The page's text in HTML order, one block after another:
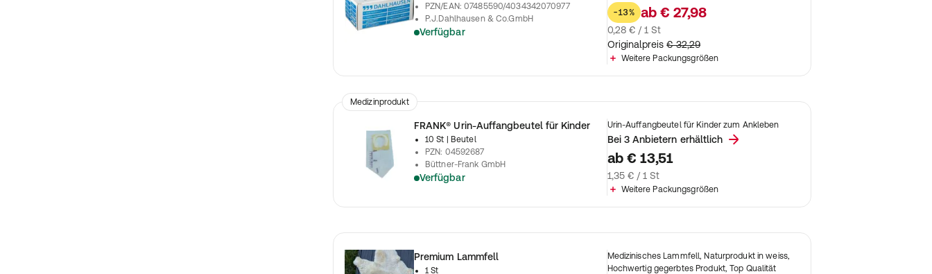
PZN/EAN:07485590/4034342070977
P.J.Dahlhausen & Co.GmbH
Verfügbar
-13% ab € 27,98
0,28 € / 1 St
Originalpreis € 32,29
Weitere Packungsgrößen
Medizinprodukt
FRANK® Urin-Auffangbeutel für Kinder
10 St
| Beutel
PZN: 04592687
Büttner-Frank GmbH
Verfügbar
Urin-Auffangbeutel für Kinder zum Ankleben
Bei 3 Anbietern erhältlich
ab € 13,51
1,35 € / 1 St
Weitere Packungsgrößen
Premium Lammfell
1 St
Medizinisches Lammfell, Naturprodukt in weiss,
Hochwertig gegerbtes Produkt, Top Qualität